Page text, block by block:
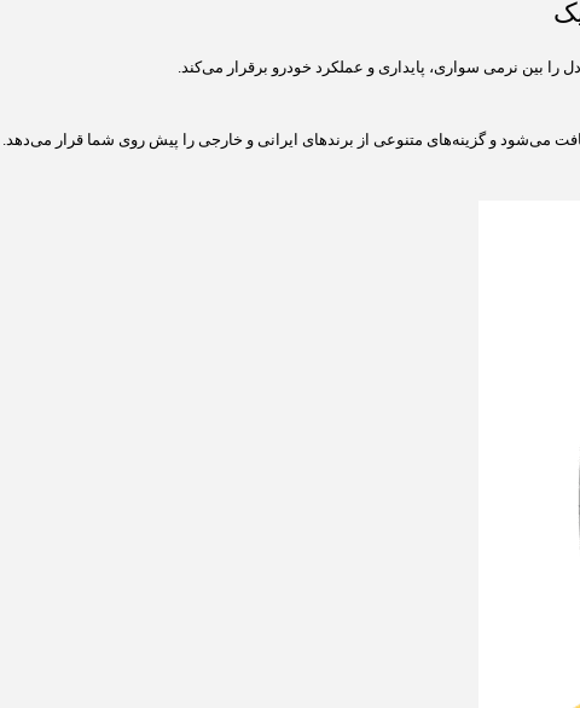
می‌شود و گزینه‌های متنوعی از برندهای ایرانی و خارجی را پیش روی شما قرار